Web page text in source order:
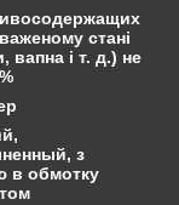
стані
вапна і т. д.) не
з
в обмотку